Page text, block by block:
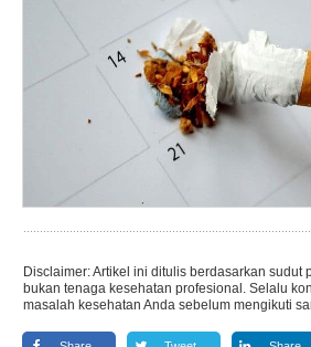
Disclaimer: Artikel ini ditulis berdasarkan sudut
bukan tenaga kesehatan profesional. Selalu
masalah kesehatan Anda sebelum mengikuti